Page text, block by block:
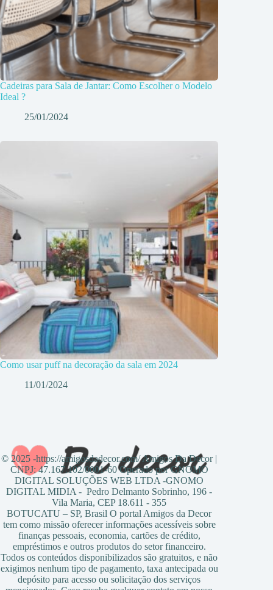
Cadeiras para Sala de Jantar: Como Escolher o Modelo
Ideal ?
25/01/2024
Como usar puff na decoração da sala em 2024
11/01/2024
© 2025 -https://amigosdadecor.com/ Amigos Da Decor |
CNPJ: 47.167.102/0001-60 Operado por GNOMO
DIGITAL SOLUÇÕES WEB LTDA -GNOMO
DIGITAL MIDIA - Pedro Delmanto Sobrinho, 196 -
Vila Maria, CEP 18.611 - 355
BOTUCATU – SP, Brasil O portal Amigos da Decor
tem como missão oferecer informações acessíveis sobre
finanças pessoais, economia, cartões de crédito,
empréstimos e outros produtos do setor financeiro.
Todos os conteúdos disponibilizados são gratuitos, e não
exigimos nenhum tipo de pagamento, taxa antecipada ou
depósito para acesso ou solicitação dos serviços